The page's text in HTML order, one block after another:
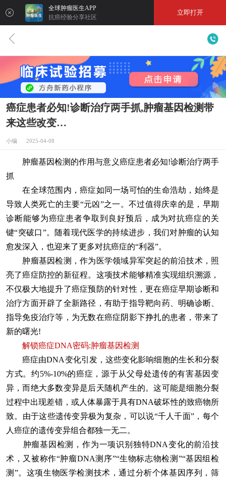
全球肿瘤医生APP
抗癌经验分享社区
立即打开
癌症患者必知!诊断治疗两手抓,肿瘤基因检测带
来这些改变…
小编 2025-04-08
肿瘤基因检测的作用与意义癌症患者必知!诊断治疗两手
抓
在全球范围内，癌症如同一场可怕的生命浩劫，始终是
导致人类死亡的主要“元凶”之一。不过值得庆幸的是，早期
诊断能够为癌症患者争取到良好预后，成为对抗癌症的关
键“突破口”。随着现代医学的持续进步，我们对肿瘤的认知
愈发深入，也迎来了更多对抗癌症的“利器”。
肿瘤基因检测，作为医学领域异军突起的前沿技术，照
亮了癌症防控的新征程。这项技术能够精准实现组织溯源，
不仅极大地提升了癌症预防的针对性，更在癌症早期诊断和
治疗方面开辟了全新路径，有助于指导靶向药、明确诊断、
指导免疫治疗等，为无数在癌症阴影下挣扎的患者，带来了
新的曙光!
解锁癌症DNA密码:肿瘤基因检测
癌症由DNA变化引发，这些变化影响细胞的生长和分裂
方式。约5%-10%的癌症，源于从父母处遗传的有害基因变
异，而绝大多数变异是后天随机产生的。这可能是细胞分裂
过程中出现差错，或人体暴露于具有DNA破坏性的致癌物所
致。由于这些遗传变异极为复杂，可以说“千人千面”，每个
人癌症的遗传变异组合都独一无二。
肿瘤基因检测，作为一项识别独特DNA变化的前沿技
术，又被称作“肿瘤DNA测序”“生物标志物检测”“基因组检
测”。这项生物医学检测技术，通过分析个体基因序列，筛